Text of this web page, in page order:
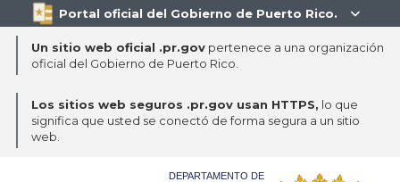
Portal oficial del Gobierno de Puerto Rico. 
Un sitio web oficial .pr.govpertenece a una organización
oficial del Gobierno de Puerto Rico.
Los sitios web seguros .pr.gov usan HTTPS, lo que
significa que usted se conectó de forma segura a un sitio
web.
DEPARTAMENTO DE